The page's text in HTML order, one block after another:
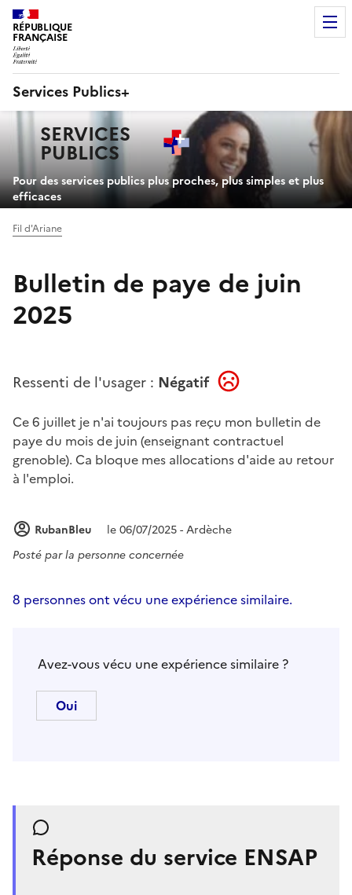
RÉPUBLIQUE
FRANÇAISE
Services Publics+
principaleSERVICES
PUBLICS+
Pour des services publics plus proches, plus simples et plus
efficaces
Fil d'Ariane
Bulletin de paye de juin
2025
Ressenti de l'usager : Négatif
Ce 6 juillet je n'ai toujours pas reçu mon bulletin de
paye du mois de juin (enseignant contractuel
grenoble). Ca bloque mes allocations d'aide au retour
à l'emploi.
RubanBleu
le 06/07/2025 - Ardèche
Posté parla personne concernée
8 personnes ont vécu une expérience similaire.
Avez-vous vécu une expérience similaire ?
Réponse du service ENSAP